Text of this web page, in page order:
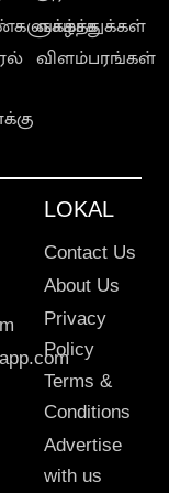
வாழ்த்துக்கள்
விளம்பரங்கள்
LOKAL
Contact Us
About Us
Privacy
Policy
Terms &
Conditions
Advertise
with us